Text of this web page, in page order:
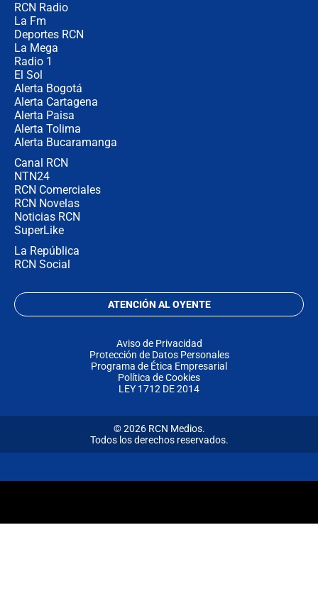
RCN Radio
La Fm
Deportes RCN
La Mega
Radio 1
El Sol
Alerta Bogotá
Alerta Cartagena
Alerta Paisa
Alerta Tolima
Alerta Bucaramanga
Canal RCN
NTN24
RCN Comerciales
RCN Novelas
Noticias RCN
SuperLike
La República
RCN Social
ATENCIÓN AL OYENTE
Aviso de Privacidad
Protección de Datos Personales
Programa de Ética Empresarial
Política de Cookies
LEY 1712 DE 2014
© 2026 RCN Medios.
Todos los derechos reservados.